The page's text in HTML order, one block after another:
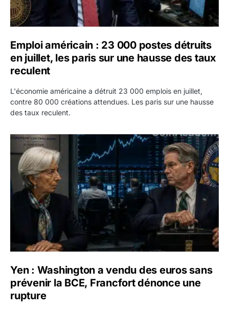
Emploi américain : 23 000 postes détruits
en juillet, les paris sur une hausse des taux
reculent
L'économie américaine a détruit 23 000 emplois en juillet,
contre 80 000 créations attendues. Les paris sur une hausse
des taux reculent.
Yen : Washington a vendu des euros sans prévenir la
Yen : Washington a vendu des euros sans
prévenir la BCE, Francfort dénonce une
rupture